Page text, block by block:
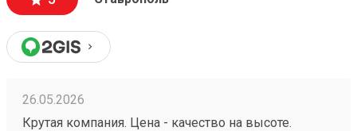
26.05.2026
Крутая компания. Цена - качество на высоте.